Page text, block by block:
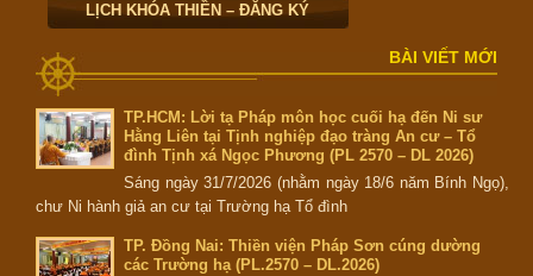
LỊCH KHÓA THIỀN – ĐĂNG KÝ
BÀI VIẾT MỚI
TP.HCM: Lời tạ Pháp môn học cuối hạ đến Ni sư
Hằng Liên tại Tịnh nghiệp đạo tràng An cư – Tổ
đình Tịnh xá Ngọc Phương (PL 2570 – DL 2026)
Sáng ngày 31/7/2026 (nhằm ngày 18/6 năm Bính Ngọ),
chư Ni hành giả an cư tại Trường hạ Tổ đình
TP. Đồng Nai: Thiền viện Pháp Sơn cúng dường
các Trường hạ (PL.2570 – DL.2026)